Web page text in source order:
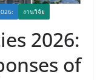
งานวิจัย
2026:
of